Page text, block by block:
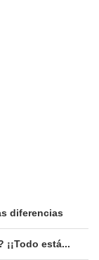
diferencias
está...